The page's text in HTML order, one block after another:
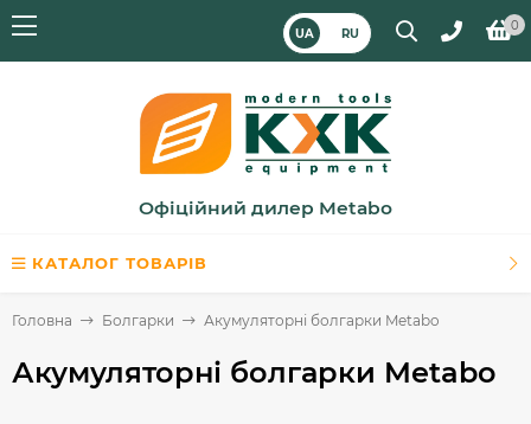
UA RU
0
Офіційний дилер Metabo
КАТАЛОГ ТОВАРІВ
Головна Болгарки Акумуляторні болгарки Metabo
Акумуляторні болгарки Metabo